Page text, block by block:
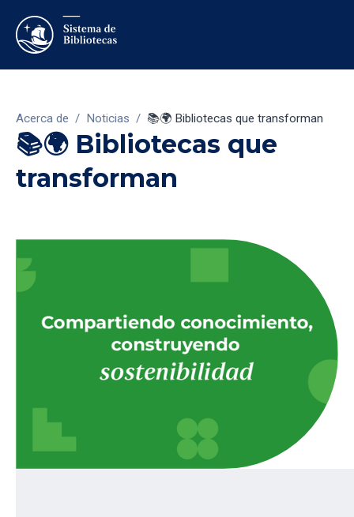
Acerca de / Noticias / 📚🌍 Bibliotecas que transforman
📚🌍 Bibliotecas que
transforman